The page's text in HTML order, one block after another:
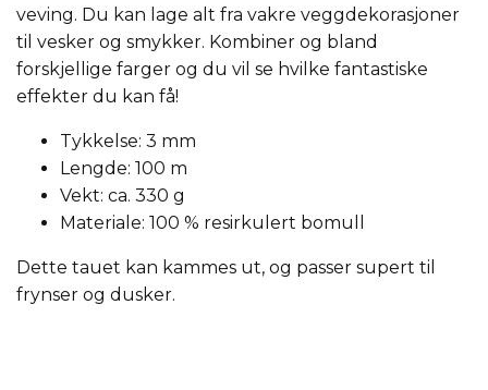
veving. Du kan lage alt fra vakre veggdekorasjoner
til vesker og smykker. Kombiner og bland
forskjellige farger og du vil se hvilke fantastiske
effekter du kan få!
Tykkelse: 3 mm
Lengde: 100 m
Vekt: ca. 330 g
Materiale: 100 % resirkulert bomull
Dette tauet kan kammes ut, og passer supert til
frynser og dusker.